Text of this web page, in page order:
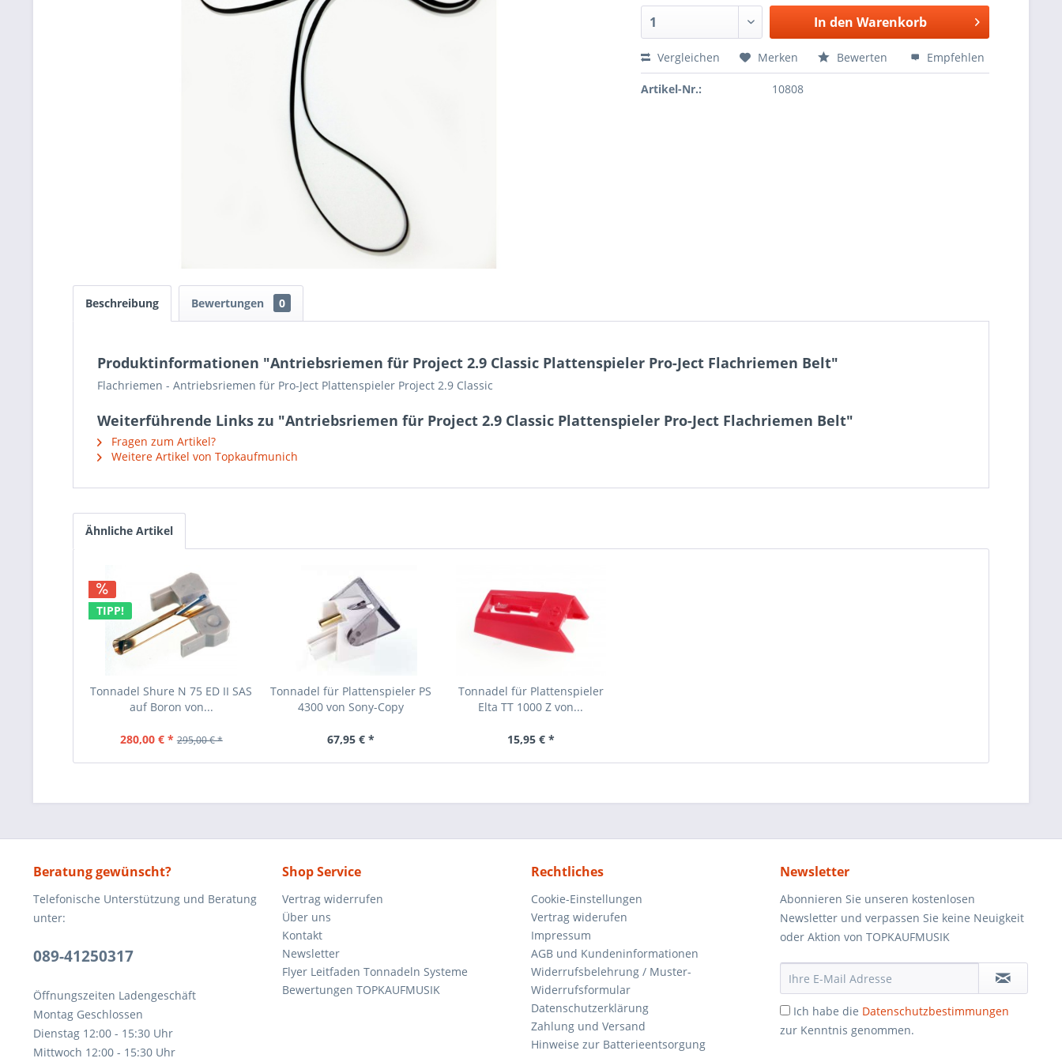
In den Warenkorb
Vergleichen Merken Bewerten Empfehlen
Artikel-Nr.: 10808
Beschreibung Bewertungen 0
Produktinformationen "Antriebsriemen für Project 2.9 Classic Plattenspieler Pro-Ject Flachriemen Belt"
Flachriemen - Antriebsriemen für Pro-Ject Plattenspieler Project 2.9 Classic
Weiterführende Links zu "Antriebsriemen für Project 2.9 Classic Plattenspieler Pro-Ject Flachriemen Belt"
Fragen zum Artikel?
Weitere Artikel von Topkaufmunich
Ähnliche Artikel
TIPP!
Tonnadel Shure N 75 ED II SAS
auf Boron von...
280,00 € * 295,00 € *
Tonnadel für Plattenspieler PS
4300 von Sony-Copy
67,95 € *
Tonnadel für Plattenspieler
Elta TT 1000 Z von...
15,95 € *
Beratung gewünscht?
Telefonische Unterstützung und Beratung
unter:
089-41250317
Öffnungszeiten Ladengeschäft
Montag Geschlossen
Dienstag 12:00 - 15:30 Uhr
Mittwoch 12:00 - 15:30 Uhr
Shop Service
Vertrag widerrufen
Über uns
Kontakt
Newsletter
Flyer Leitfaden Tonnadeln Systeme
Bewertungen TOPKAUFMUSIK
Rechtliches
Cookie-Einstellungen
Vertrag widerufen
Impressum
AGB und Kundeninformationen
Widerrufsbelehrung / Muster-
Widerrufsformular
Datenschutzerklärung
Zahlung und Versand
Hinweise zur Batterieentsorgung
Newsletter
Abonnieren Sie unseren kostenlosen
Newsletter und verpassen Sie keine Neuigkeit
oder Aktion von TOPKAUFMUSIK
Ich habe die Datenschutzbestimmungen
zur Kenntnis genommen.